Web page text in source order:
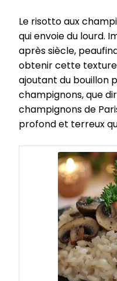
Le risotto aux
qui envoie du lourd.
après siècle,
obtenir cette
ajoutant du bouillon
champignons, que
champignons de
profond et terreux